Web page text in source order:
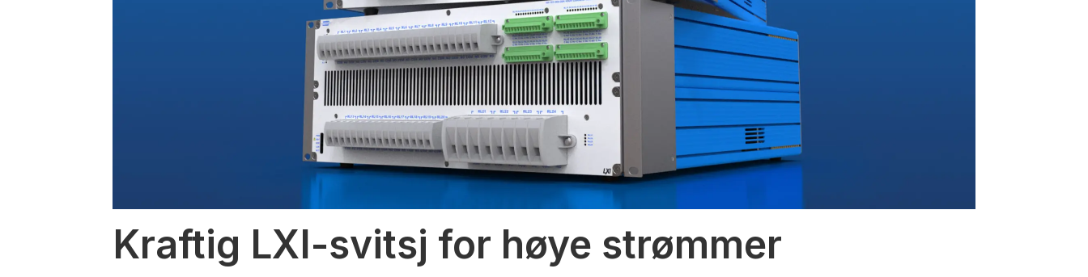
Kraftig LXI-svitsj for høye strømmer